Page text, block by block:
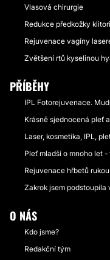
Vlasová chirurgie
Redukce předkožky
Rejuvenace vagíny
Zvětšení rtů kyselinou
PŘÍBĚHY
IPL Fotorejuvenace.
Krásně sjednocená pleť
Laser, kosmetika, IPL,
Pleť mladší o mnoho let
Rejuvenace hřbetů rukou
Zakrok jsem podstoupila
O NÁS
Kdo jsme?
Redakční tým